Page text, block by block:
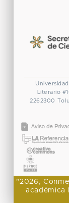
Literario
2262300
"2026,
académica